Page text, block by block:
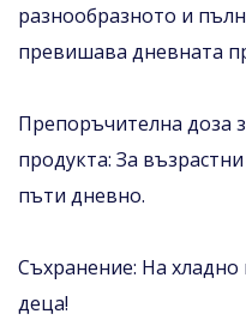
разнообразното и
превишава дневната
Препоръчителна доза
продукта: За
пъти дневно.
Съхранение: На хладно
деца!